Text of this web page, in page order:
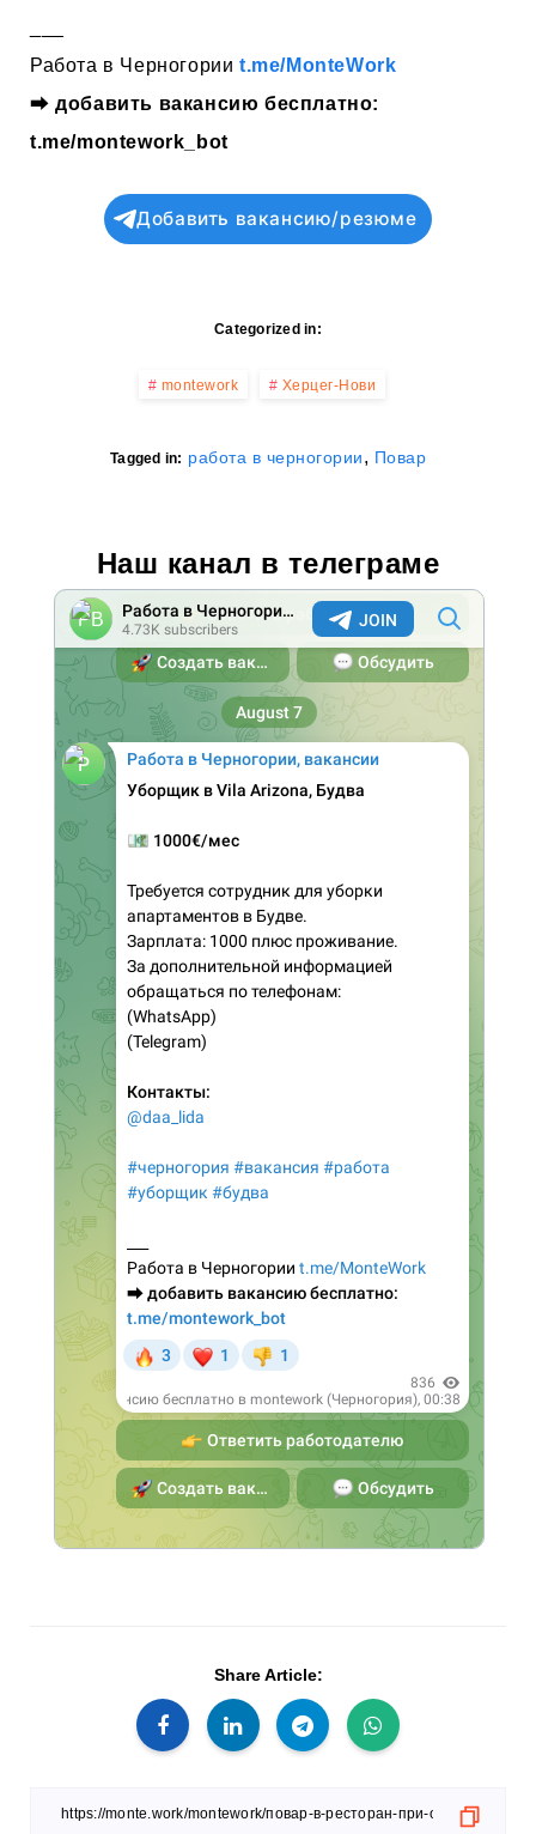
Работа в Черногории t.me/MonteWork
⮕добавить вакансию бесплатно:
t.me/montework_bot
Добавить вакансию/резюме
Categorized in:
montework Херцег-Нови
Tagged in: работа в черногории, Повар
Наш канал в телеграме
Share Article: